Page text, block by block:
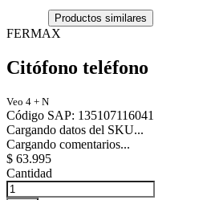
Productos similares
FERMAX
Citófono teléfono
Veo 4 + N
Código SAP: 135107116041
Cargando datos del SKU...
Cargando comentarios...
$ 63.995
Cantidad